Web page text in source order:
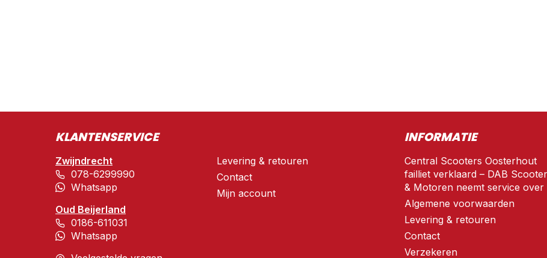
KLANTENSERVICE
Zwijndrecht
078-6299990
Whatsapp
Oud Beijerland
0186-611031
Whatsapp
Levering & retouren
Contact
Mijn account
INFORMATIE
Central Scooters Oosterhout
failliet verklaard – DAB
& Motoren neemt service over
Algemene voorwaarden
Levering & retouren
Contact
Verzekeren